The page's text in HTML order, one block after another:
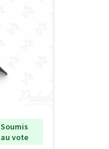
Soumis
au vote